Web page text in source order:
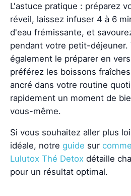
L'astuce pratique : préparez
réveil, laissez infuser 4 à 6
d'eau frémissante, et
pendant votre petit-déjeuner.
également le préparer en
préférez les boissons
ancré dans votre routine
rapidement un moment de
vous-même.
Si vous souhaitez aller plus
idéale, notre guide sur
Lulutox Thé Detox détaille
pour un résultat optimal.